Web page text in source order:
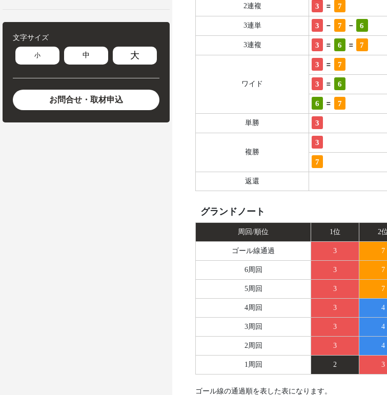
文字サイズ
小 中 大
お問合せ・取材申込
2連複 3 = 7
3連単 3 - 7 - 6
3連複 3 = 6 = 7
ワイド
3 = 7
3 = 6
6 = 7
単勝 3
複勝
3
7
返還
グランドノート
周回/順位 1位 2
ゴール線通過 3 7
6周回 3 7
5周回 3 7
4周回 3 4
3周回 3 4
2周回 3 4
1周回 2 3
ゴール線の通過順を表した表になります。